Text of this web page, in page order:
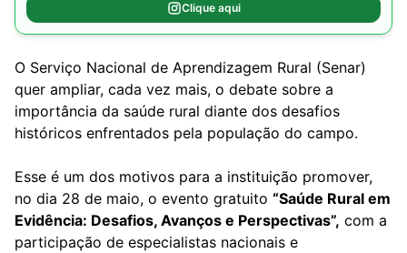
Clique aqui
O Serviço Nacional de Aprendizagem Rural (Senar)
quer ampliar, cada vez mais, o debate sobre a
importância da saúde rural diante dos desafios
históricos enfrentados pela população do campo.
Esse é um dos motivos para a instituição promover,
no dia 28 de maio, o evento gratuito “Saúde Rural em
Evidência: Desafios, Avanços e Perspectivas”, com a
participação de especialistas nacionais e